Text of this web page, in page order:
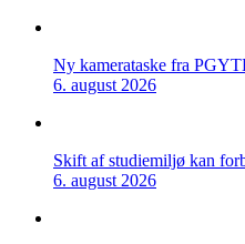
Ny kamerataske fra
6. august 2026
Skift af studiemiljø kan
6. august 2026